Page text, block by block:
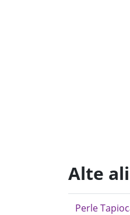
Alte
Perle